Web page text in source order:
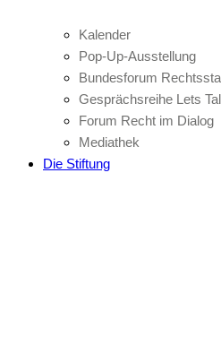
Kalender
Pop-Up-Ausstellung
Bundesforum
Gesprächsreihe Lets
Forum Recht im Dialog
Mediathek
Die Stiftung